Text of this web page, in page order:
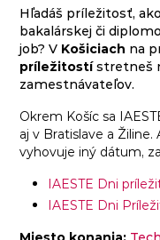
Hľadáš príležitosť,
bakalárskej či
job? V Košiciach na
príležitostístretneš
zamestnávateľov.
Okrem Košíc sa
aj v Bratislave a Žiline.
vyhovuje iný dátum,
IAESTE Dni
IAESTE Dni